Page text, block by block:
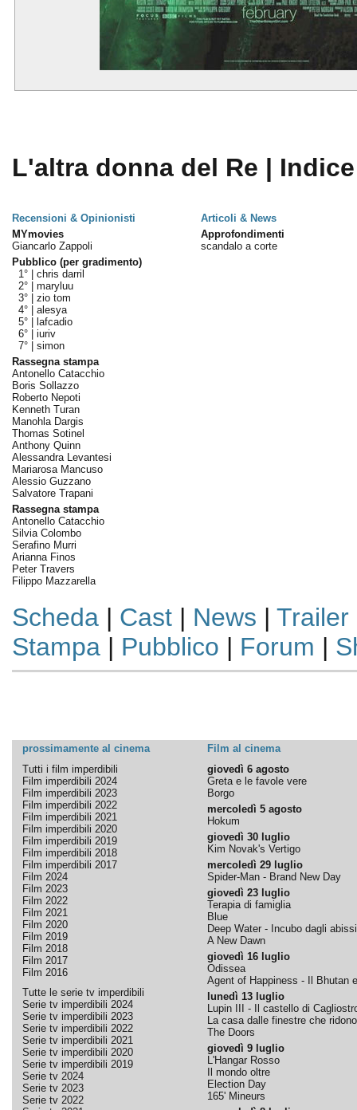
L'altra donna del Re | Indice
Recensioni & Opinionisti
Articoli & News
MYmovies
Giancarlo Zappoli
Pubblico (per gradimento)
1° | chris darril
2° | maryluu
3° | zio tom
4° | alesya
5° |
lafcadio
6° | iuriv
7° | simon
Rassegna stampa
Antonello Catacchio
Boris Sollazzo
Roberto Nepoti
Kenneth Turan
Manohla Dargis
Thomas Sotinel
Anthony Quinn
Alessandra Levantesi
Mariarosa Mancuso
Alessio Guzzano
Salvatore Trapani
Rassegna stampa
Antonello Catacchio
Silvia Colombo
Serafino Murri
Arianna Finos
Peter Travers
Filippo Mazzarella
Approfondimenti
scandalo a corte
Scheda| Cast| News | Trailer
Stampa| Pubblico | Forum |
prossimamente al cinema
Film al cinema
Tutti i film imperdibili
Film imperdibili 2024
Film imperdibili 2023
Film imperdibili 2022
Film imperdibili 2021
Film imperdibili 2020
Film imperdibili 2019
Film imperdibili 2018
Film imperdibili 2017
Film 2024
Film 2023
Film 2022
Film 2021
Film 2020
Film 2019
Film 2018
Film 2017
Film 2016
Tutte le serie tv imperdibili
Serie tv imperdibili 2024
Serie tv imperdibili 2023
Serie tv imperdibili 2022
Serie tv imperdibili 2021
Serie tv imperdibili 2020
Serie tv imperdibili 2019
Serie tv 2024
Serie tv 2023
Serie tv 2022
giovedì 6 agosto
Greta e le favole vere
Borgo
mercoledì 5 agosto
Hokum
giovedì 30 luglio
Kim Novak's Vertigo
mercoledì 29 luglio
Spider-Man - Brand New Day
giovedì 23 luglio
Terapia di famiglia
Blue
Deep Water - Incubo dagli abissi
A New Dawn
giovedì 16 luglio
Odissea
Agent of Happiness - Il Bhutan
lunedì 13 luglio
Lupin III - Il castello di
La casa dalle finestre che ridono
The Doors
giovedì 9 luglio
L'Hangar Rosso
Il mondo oltre
Election Day
165' Mineurs